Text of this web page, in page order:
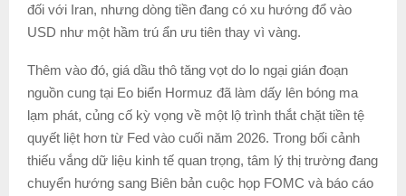
đối với Iran, nhưng dòng tiền đang có xu hướng đổ vào
USD như một hầm trú ẩn ưu tiên thay vì vàng.
Thêm vào đó, giá dầu thô tăng vọt do lo ngại gián đoạn
nguồn cung tại Eo biển Hormuz đã làm dấy lên bóng ma
lạm phát, củng cố kỳ vọng về một lộ trình thắt chặt tiền tệ
quyết liệt hơn từ Fed vào cuối năm 2026. Trong bối cảnh
thiếu vắng dữ liệu kinh tế quan trọng, tâm lý thị trường đang
chuyển hướng sang Biên bản cuộc họp FOMC và báo cáo